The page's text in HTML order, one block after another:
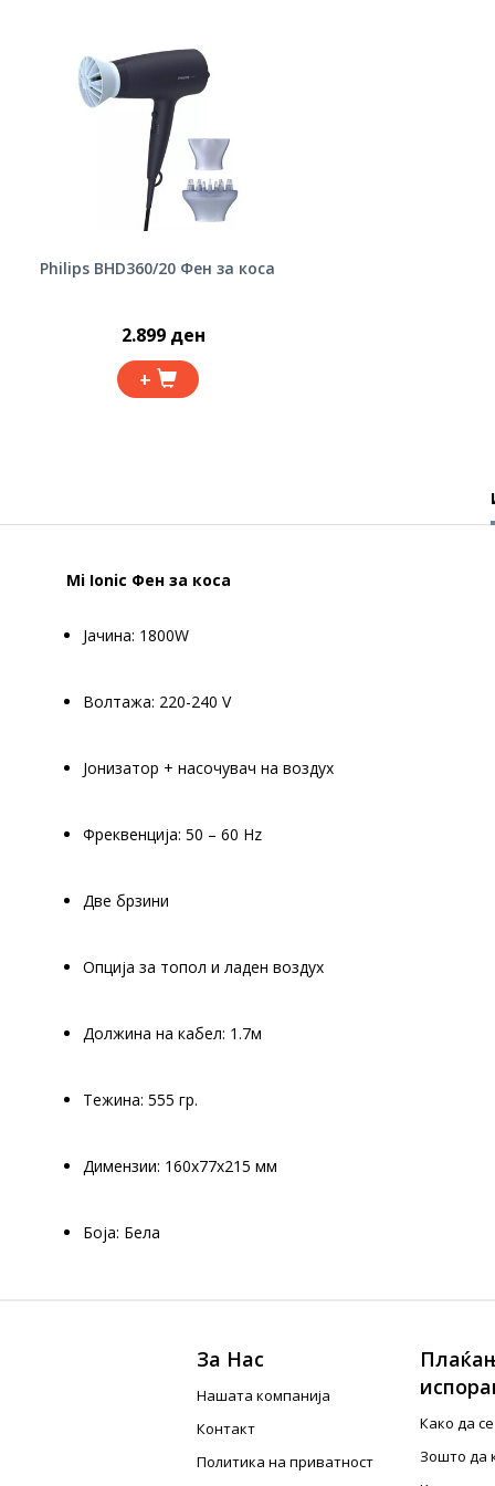
Philips BHD360/20 Фен за коса
2.899 ден
+
Mi Ionic Фен за коса
Јачина: 1800W
Волтажа: 220-240 V
Јонизатор + насочувач на воздух
Фреквенција: 50 – 60 Hz
Две брзини
Опција за топол и ладен воздух
Должина на кабел: 1.7м
Teжина: 555 гр.
Димензии: 160х77х215 мм
Боја: Бела
За Нас
Нашата компанија
Контакт
Политика на приватност
Како да
Зошто да